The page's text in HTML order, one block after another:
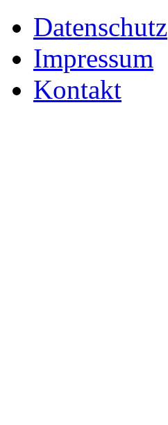
Datenschutz
Impressum
Kontakt